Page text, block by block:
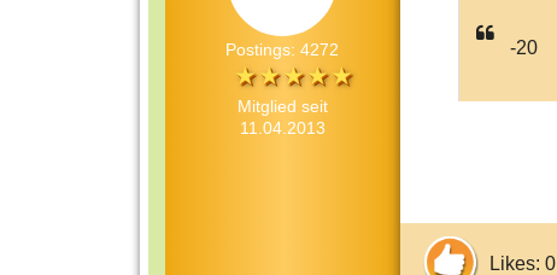
Postings: 4272
Mitglied seit
11.04.2013
-20
Likes: 0